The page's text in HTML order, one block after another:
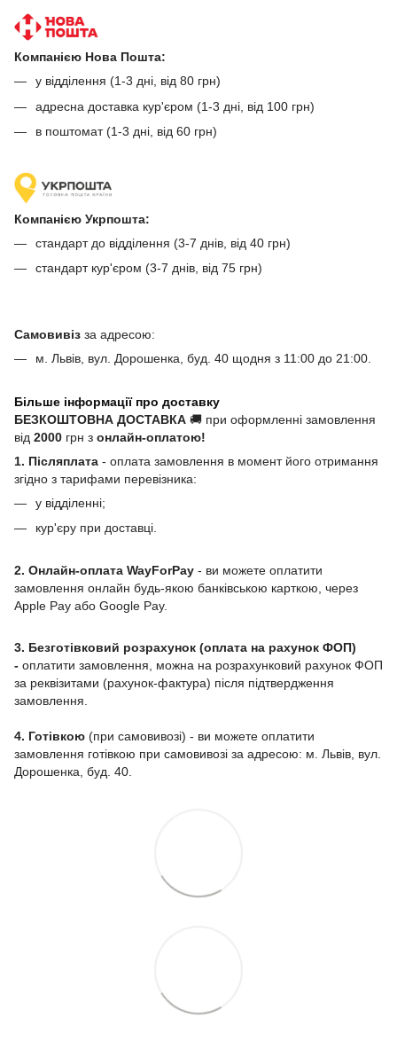
Компанією Нова Пошта:
у відділення (1-3 дні, від 80 грн)
адресна доставка кур'єром (1-3 дні, від 100 грн)
в поштомат (1-3 дні, від 60 грн)
Компанією Укрпошта:
стандарт до відділення (3-7 днів, від 40 грн)
стандарт кур'єром (3-7 днів, від 75 грн)
Самовивіз за адресою:
м. Львів, вул. Дорошенка, буд. 40 щодня з 11:00 до 21:00.
Більше інформації про доставку
БЕЗКОШТОВНА ДОСТАВКА 🚚 при оформленні замовлення
від 2000 грн з онлайн-оплатою!
1. Післяплата - оплата замовлення в момент його отримання
згідно з тарифами перевізника:
у відділенні;
кур'єру при доставці.
2. Онлайн-оплата WayForPay - ви можете оплатити
замовлення онлайн будь-якою банківською карткою, через
Apple Pay або Google Pay.
3. Безготівковий розрахунок (оплата на рахунок ФОП)
- оплатити замовлення, можна на розрахунковий рахунок ФОП
за реквізитами (рахунок-фактура) після підтвердження
замовлення.
4. Готівкою (при самовивозі) - ви можете оплатити
замовлення готівкою при самовивозі за адресою: м. Львів, вул.
Дорошенка, буд. 40.